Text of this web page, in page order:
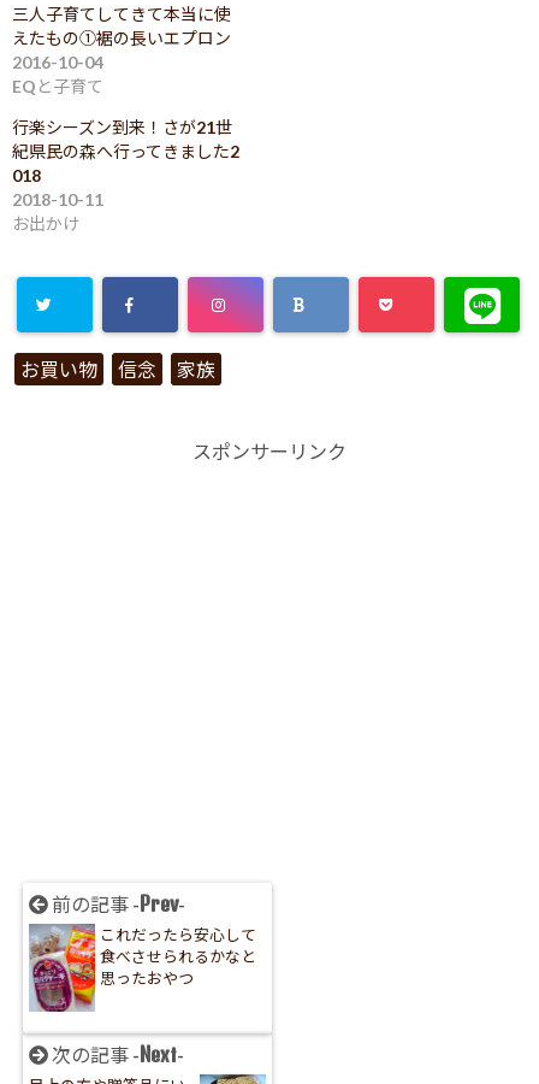
ィ
ン
ド
ウ
で
開
き
す
)
く
だ
さ
ウ
ィ
ン
)
三人子育てしてきて本当に使
えたもの①裾の長いエプロン
2016-10-04
EQと子育て
行楽シーズン到来！さが21世
紀県民の森へ行ってきました2
018
2018-10-11
お出かけ
お買い物 信念 家族
スポンサーリンク
前の記事 -Prev-
これだったら安心して
食べさせられるかなと
思ったおやつ
次の記事 -Next-